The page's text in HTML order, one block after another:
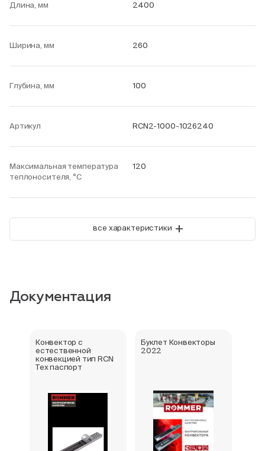
Длина, мм 2400
Ширина, мм 260
Глубина, мм 100
Артикул RCN2-1000-1026240
Максимальная температура
теплоносителя, °С
120
все характеристики +
Документация
Конвектор с
естественной
конвекцией тип RCN
Тех паспорт
Буклет Конвекторы
2022